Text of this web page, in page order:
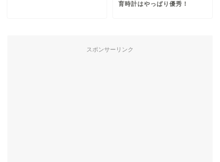
育時計はやっぱり優秀！
スポンサーリンク